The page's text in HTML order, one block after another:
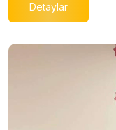
Detaylar